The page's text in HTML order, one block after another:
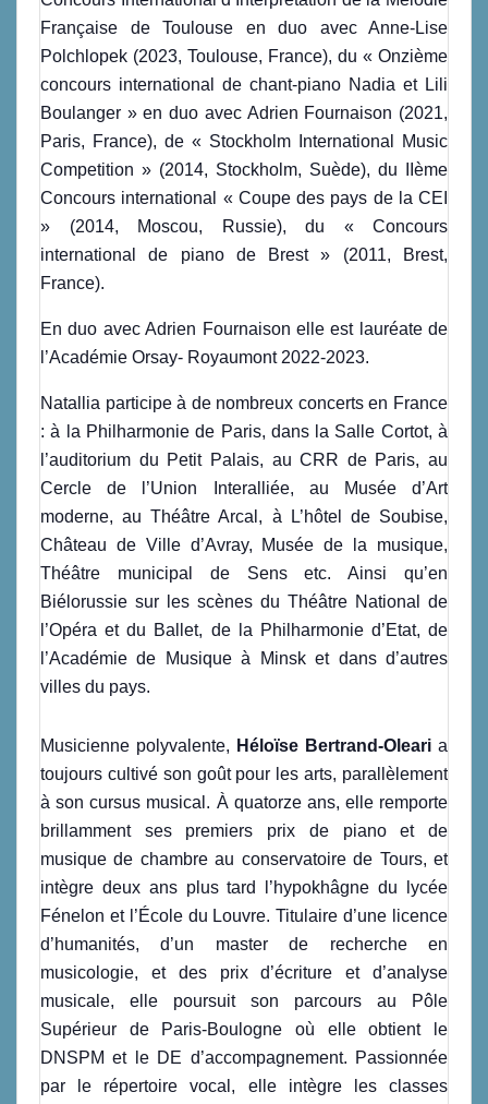
Française de Toulouse en duo avec Anne-Lise
Polchlopek (2023, Toulouse, France), du « Onzième
concours international de chant-piano Nadia et Lili
Boulanger » en duo avec Adrien Fournaison (2021,
Paris, France), de « Stockholm International Music
Competition » (2014, Stockholm, Suède), du IIème
Concours international « Coupe des pays de la CEI
» (2014, Moscou, Russie), du « Concours
international de piano de Brest » (2011, Brest,
France).
En duo avec Adrien Fournaison elle est lauréate de
l’Académie Orsay- Royaumont 2022-2023.
Natallia participe à de nombreux concerts en France
: à la Philharmonie de Paris, dans la Salle Cortot, à
l’auditorium du Petit Palais, au CRR de Paris, au
Cercle de l’Union Interalliée, au Musée d’Art
moderne, au Théâtre Arcal, à L’hôtel de Soubise,
Château de Ville d’Avray, Musée de la musique,
Théâtre municipal de Sens etc. Ainsi qu’en
Biélorussie sur les scènes du Théâtre National de
l’Opéra et du Ballet, de la Philharmonie d’Etat, de
l’Académie de Musique à Minsk et dans d’autres
villes du pays.
Musicienne polyvalente, Héloïse Bertrand-Oleari a
toujours cultivé son goût pour les arts, parallèlement
à son cursus musical. À quatorze ans, elle remporte
brillamment ses premiers prix de piano et de
musique de chambre au conservatoire de Tours, et
intègre deux ans plus tard l’hypokhâgne du lycée
Fénelon et l’École du Louvre. Titulaire d’une licence
d’humanités, d’un master de recherche en
musicologie, et des prix d’écriture et d’analyse
musicale, elle poursuit son parcours au Pôle
Supérieur de Paris-Boulogne où elle obtient le
DNSPM et le DE d’accompagnement. Passionnée
par le répertoire vocal, elle intègre les classes